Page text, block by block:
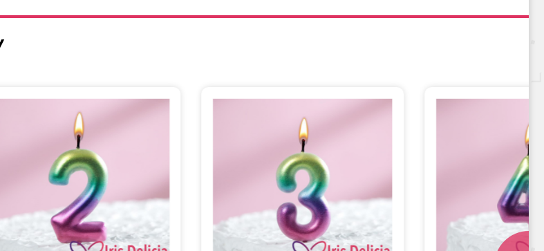
Диетическая с вишней Карамель&Шоколад
Рафаэлло
Черничный